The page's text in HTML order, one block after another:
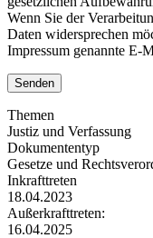
Wenn Sie der
Daten widersprechen
Impressum genannte E-
Themen
Justiz und Verfassung
Dokumententyp
Gesetze und
Inkrafttreten
18.04.2023
Außerkrafttreten:
16.04.2025